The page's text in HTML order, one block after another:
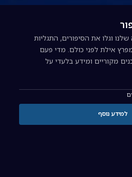
וגלו את הסיפורים, התגליות
אילת לפני כולם. מדי פעם
מקוריים ומידע בלעדי על
למידע נוסף